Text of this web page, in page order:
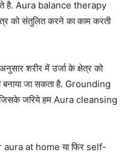
है. Aura balance therapy
को संतुलित करने का काम करती
शरीर में उर्जा के क्षेत्र को
बनाया जा सकता है. Grounding
जरिये हम Aura cleansing
aura at home या फिर self-